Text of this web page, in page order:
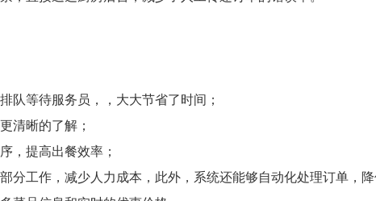
队等待服务员，，大大节省了时间；
清晰的了解；
，提高出餐效率；
工作，减少人力成本，此外，系统还能够自动化处理订单，